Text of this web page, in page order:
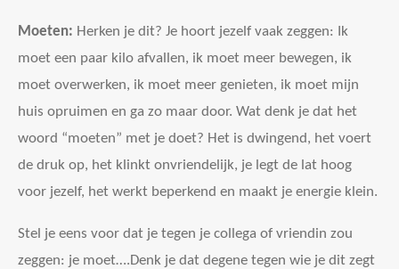
Moeten: Herken je dit? Je hoort jezelf vaak zeggen: Ik
moet een paar kilo afvallen, ik moet meer bewegen, ik
moet overwerken, ik moet meer genieten, ik moet mijn
huis opruimen en ga zo maar door. Wat denk je dat het
woord “moeten” met je doet? Het is dwingend, het voert
de druk op, het klinkt onvriendelijk, je legt de lat hoog
voor jezelf, het werkt beperkend en maakt je energie klein.
Stel je eens voor dat je tegen je collega of vriendin zou
zeggen: je moet….Denk je dat degene tegen wie je dit zegt